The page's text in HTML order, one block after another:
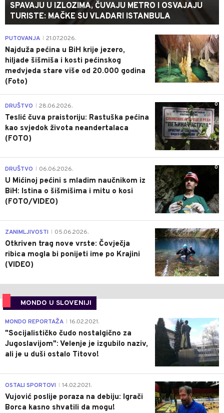
SPAVAJU U IZLOZIMA, ČUVAJU METRO I OSVAJAJU
TURISTE: MAČKE SU VLADARI ISTANBULA
0
PUTOVANJA 21.07.2026.
Najduža pećina u BiH krije jezero,
hiljade šišmiša i kosti pećinskog
medvjeda stare više od 20.000 godina
(Foto)
0
DRUŠTVO 28.06.2026.
Teslić čuva praistoriju: Rastuška pećina
kao svjedok života neandertalaca
(FOTO)
0
DRUŠTVO 06.06.2026.
U Mićinoj pećini s mladim naučnikom iz
BiH: Istina o šišmišima i mitu o kosi
(FOTO/VIDEO)
0
ZANIMLJIVOSTI 05.06.2026.
Otkriven trag nove vrste: Čovječja
ribica mogla bi ponijeti ime po Krajini
(VIDEO)
MONDO U SLOVENIJI
4
MONDO REPORTAŽA 16.02.2021.
"Socijalističko čudo nostalgično za
Jugoslavijom": Velenje je izgubilo naziv,
ali je u duši ostalo Titovo!
1
OSTALI SPORTOVI 14.02.2021.
Vujović poslije poraza na debiju: Igrači
Borca kasno shvatili da mogu!